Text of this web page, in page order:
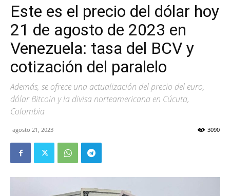
Este es el precio del dólar hoy
21 de agosto de 2023 en
Venezuela: tasa del BCV y
cotización del paralelo
Además, se ofrece una actualización del precio del euro,
dólar Bitcoin y la divisa norteamericana en Cúcuta,
Colombia
agosto 21, 2023 3090